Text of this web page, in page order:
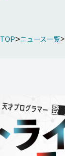
TOP ニュース一覧